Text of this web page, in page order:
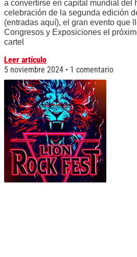
a convertirse en capital mundial del
celebración de la segunda edición
(entradas aquí), el gran evento que
Congresos y Exposiciones el
cartel
Leer artículo
5 noviembre 2024
1 comentario